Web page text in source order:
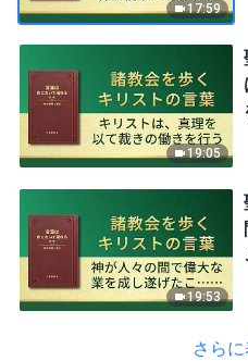
17:59
19:05
19:53
さら